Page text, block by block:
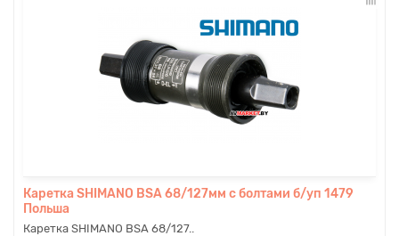
Каретка SHIMANO BSA 68/127мм с болтами б/уп 1479
Польша
Каретка SHIMANO BSA 68/127..